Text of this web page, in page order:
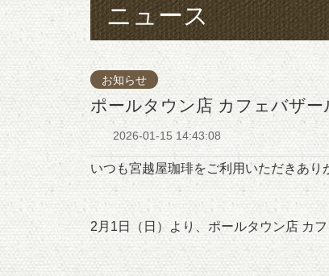
ニュース
お知らせ
ポールタウン店 カフェバザ
2026-01-15 14:43:08
いつも宮越屋珈琲をご利用いただきあり
2月1日（日）より、ポールタウン店 カ